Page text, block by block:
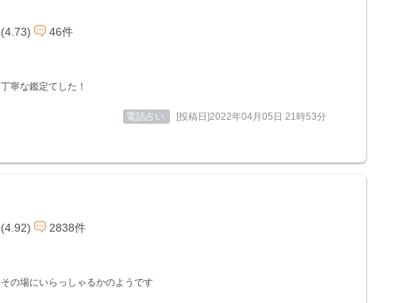
(4.73) 46件
丁寧な鑑定てした！
電話占い [投稿日]2022年04月05日 21時53分
(4.92) 2838件
その場にいらっしゃるかのようです